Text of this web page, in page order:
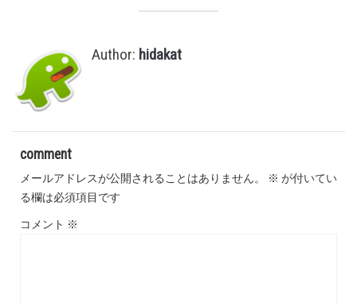
Author: hidakat
comment
メールアドレスが公開されることはありません。 ※ が付いてい
る欄は必須項目です
コメント ※